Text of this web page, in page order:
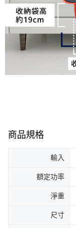
商品規格
輸入
額定功率
淨重
尺寸